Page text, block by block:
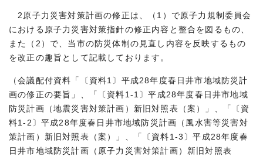
2原子力災害対策計画の修正は、（1）で原子力規制委員会
における原子力災害対策指針の修正内容と整合を図るもの、
また（2）で、当市の防災体制の見直し内容を反映するもの
を改正の趣旨として記載しております。
（会議配付資料「〔資料1〕平成28年度春日井市地域防災計
画の修正の要旨」、「〔資料1-1〕平成28年度春日井市地域
防災計画（地震災害対策計画）新旧対照表（案）」、「〔資
料1-2〕平成28年度春日井市地域防災計画（風水害等災害対
策計画）新旧対照表（案）」、「〔資料1-3〕平成28年度春
日井市地域防災計画（原子力災害対策計画）新旧対照表